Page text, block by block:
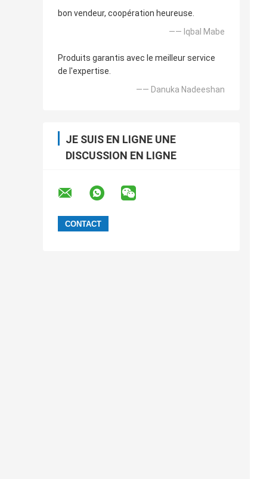
bon vendeur, coopération heureuse.
—— Iqbal Mabe
Produits garantis avec le meilleur service
de l'expertise.
—— Danuka Nadeeshan
JE SUIS EN LIGNE UNE
DISCUSSION EN LIGNE